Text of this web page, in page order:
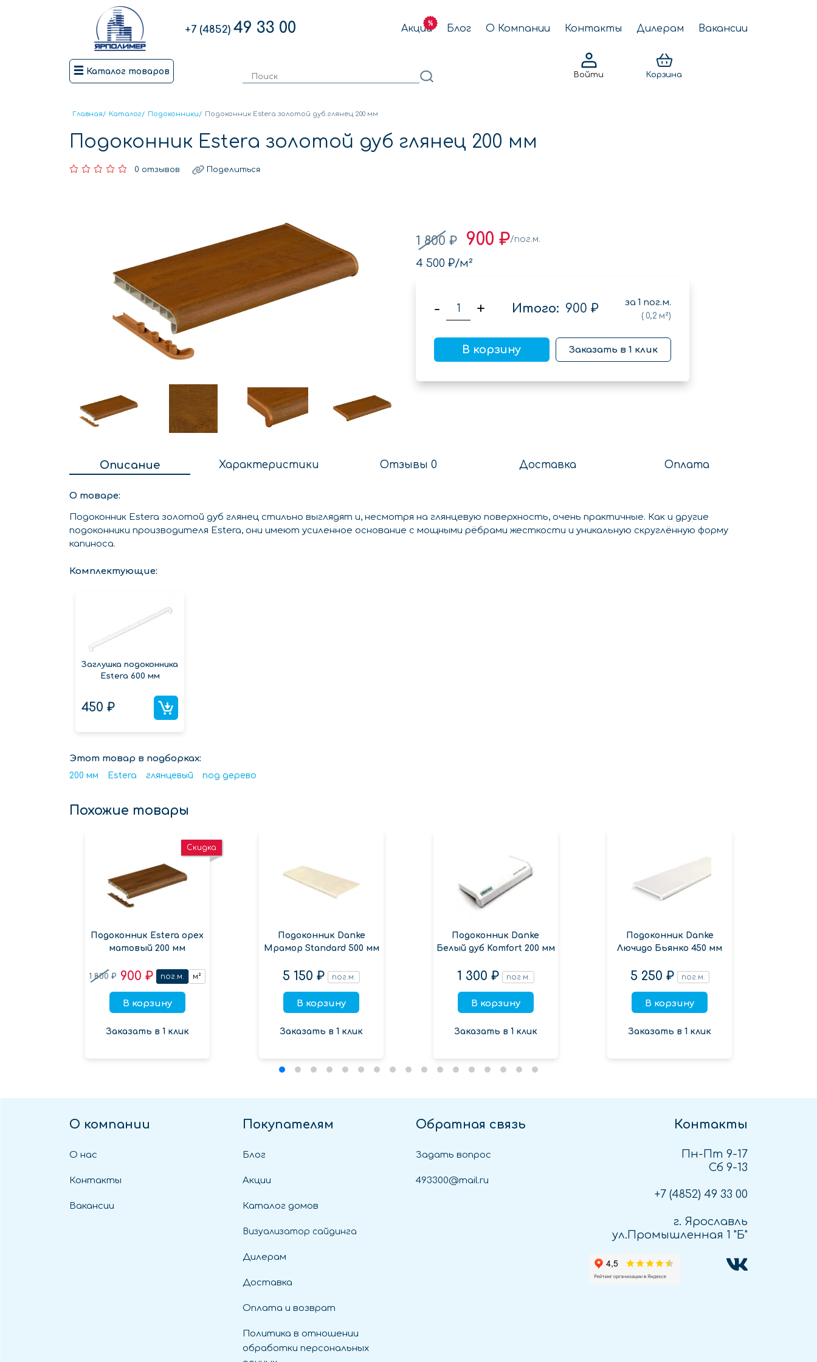
+7 (4852) 49 33 00 Акции Блог О Компании Контакты Дилерам Вакансии
Каталог товаров Войти Корзина
Главная/ Каталог/ Подоконники/ Подоконник Estera золотой дуб глянец 200 мм
Подоконник Estera золотой дуб глянец 200 мм
0 отзывов Поделиться
1 800 ₽ 900 ₽/пог.м.
4 500 ₽/м²
- + Итого: 900 ₽ за 1 пог.м.
( 0,2 м²)
В корзину Заказать в 1 клик
Описание Характеристики Отзывы 0 Доставка Оплата
О товаре:
Подоконник Estera золотой дуб глянец стильно выглядят и, несмотря на глянцевую поверхность, очень практичные. Как и другие
подоконники производителя Estera, они имеют усиленное основание с мощными рёбрами жесткости и уникальную скруглённую форму
капиноса.
Комплектующие:
Заглушка подоконника
Estera 600 мм
450 ₽
Этот товар в подборках:
200 мм Estera глянцевый под дерево
Похожие товары
Подоконник Estera орех
матовый 200 мм
1 800 ₽ 900 ₽ пог.м. м²
Скидка
В корзину
Заказать в 1 клик
Подоконник Danke
Мрамор Standard 500 мм
5 150 ₽ пог.м.
В корзину
Заказать в 1 клик
Подоконник Danke
Белый дуб Komfort 200 мм
1 300 ₽ пог.м.
В корзину
Заказать в 1 клик
Подоконник Danke
Лючидо Бьянко 450 мм
5 250 ₽ пог.м.
В корзину
Заказать в 1 клик
О компании
О нас
Контакты
Вакансии
Покупателям
Блог
Акции
Каталог домов
Визуализатор сайдинга
Дилерам
Доставка
Оплата и возврат
Политика в отношении
обработки персональных
Обратная связь
Задать вопрос
493300@mail.ru
Контакты
Пн-Пт 9-17
Сб 9-13
+7 (4852) 49 33 00
г. Ярославль
ул.Промышленная 1 "Б"